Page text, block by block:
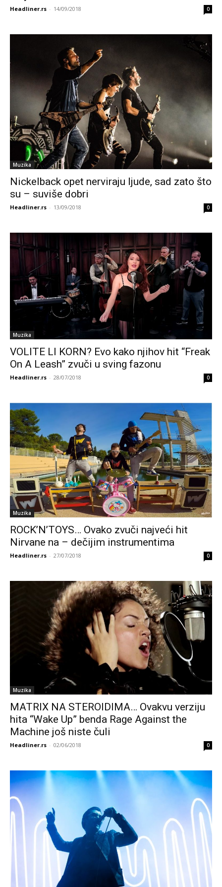
Headliner.rs - 14/09/2018 0
Muzika
Nickelback opet nerviraju ljude, sad zato što
su – suviše dobri
Headliner.rs - 13/09/2018 0
Muzika
VOLITE LI KORN? Evo kako njihov hit “Freak
On A Leash” zvuči u sving fazonu
Headliner.rs - 28/07/2018 0
Muzika
ROCK’N’TOYS… Ovako zvuči najveći hit
Nirvane na – dečijim instrumentima
Headliner.rs - 27/07/2018 0
Muzika
MATRIX NA STEROIDIMA… Ovakvu verziju
hita “Wake Up” benda Rage Against the
Machine još niste čuli
Headliner.rs - 02/06/2018 0